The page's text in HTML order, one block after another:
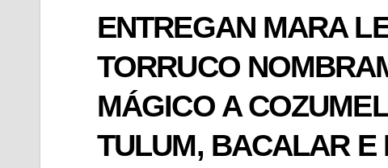
ENTREGAN MARA
TORRUCO
MÁGICO A
TULUM, BACALAR E